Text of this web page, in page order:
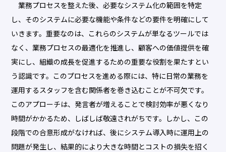
業務プロセスを整えた後、必要なシステム化の範囲を特定
し、そのシステムに必要な機能や条件などの要件を明確にして
いきます。重要なのは、これらのシステムが単なるツールでは
なく、業務プロセスの最適化を推進し、顧客への価値提供を確
実にし、組織の成長を促進するための重要な役割を果たすとい
う認識です。このプロセスを進める際には、特に日常の業務を
運用するスタッフを含む関係者を巻き込むことが不可欠です。
このアプローチは、発言者が増えることで検討効率が悪くなり
時間がかかるため、しばしば敬遠されがちです。しかし、この
段階での合意形成がなければ、後にシステム導入時に運用上の
問題が発生し、結果的により大きな時間とコストの損失を招く